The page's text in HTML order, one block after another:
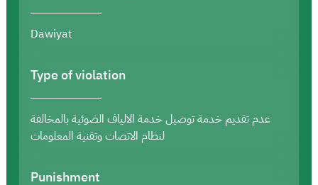
Dawiyat
Type of violation
عدم تقديم خدمة توصيل خدمة الالياف الضوئية بالمخالفة
لنظام الاتصات وتقنية المعلومات
Punishment